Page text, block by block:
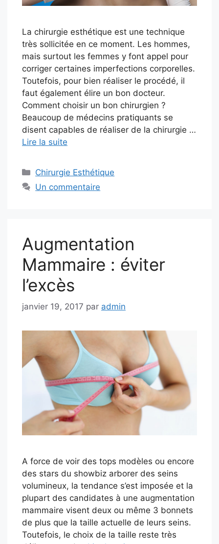
La chirurgie esthétique est une technique
très sollicitée en ce moment. Les hommes,
mais surtout les femmes y font appel pour
corriger certaines imperfections corporelles.
Toutefois, pour bien réaliser le procédé, il
faut également élire un bon docteur.
Comment choisir un bon chirurgien ?
Beaucoup de médecins pratiquants se
disent capables de réaliser de la chirurgie …
Lire la suite
Catégories
Chirurgie Esthétique
Un commentaire
Augmentation
Mammaire : éviter
l’excès
janvier 19, 2017 par admin
A force de voir des tops modèles ou encore
des stars du showbiz arborer des seins
volumineux, la tendance s’est imposée et la
plupart des candidates à une augmentation
mammaire visent deux ou même 3 bonnets
de plus que la taille actuelle de leurs seins.
Toutefois, le choix de la taille reste très